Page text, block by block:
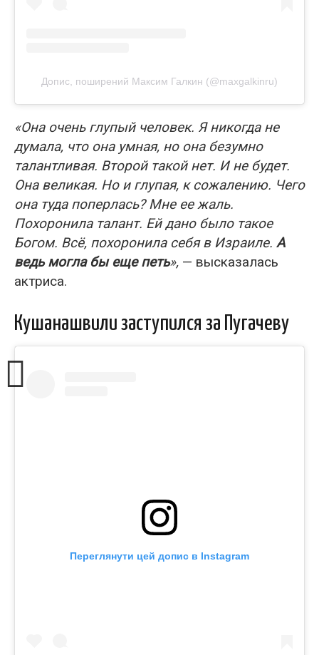
Допис, поширений Максим Галкин (@maxgalkinru)
«Она очень глупый человек. Я никогда не
думала, что она умная, но она безумно
талантливая. Второй такой нет. И не будет.
Она великая. Но и глупая, к сожалению. Чего
она туда поперлась? Мне ее жаль.
Похоронила талант. Ей дано было такое
Богом. Всё, похоронила себя в Израиле. А
ведь могла бы еще петь», — высказалась
актриса.
Кушанашвили заступился за Пугачеву
Переглянути цей допис в Instagram